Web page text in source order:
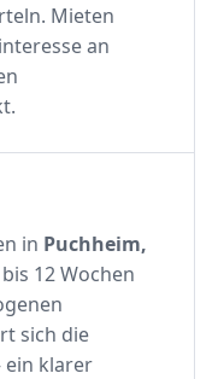
Mieten
an
in Puchheim,
12 Wochen
sich die
ein klarer